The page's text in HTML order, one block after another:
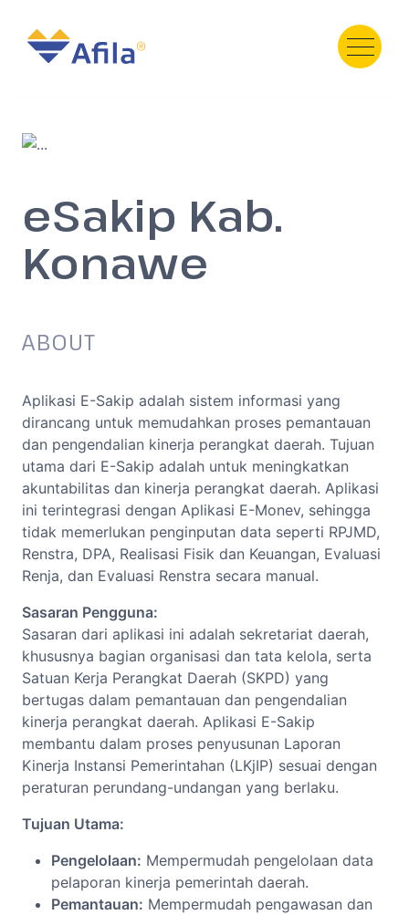
PRODUCT
PORTFOLIO
TESTIMONI
Contact Us
eSakip Kab.
Konawe
ABOUT
Aplikasi E-Sakip adalah sistem informasi yang
dirancang untuk memudahkan proses pemantauan
dan pengendalian kinerja perangkat daerah. Tujuan
utama dari E-Sakip adalah untuk meningkatkan
akuntabilitas dan kinerja perangkat daerah. Aplikasi
ini terintegrasi dengan Aplikasi E-Monev, sehingga
tidak memerlukan penginputan data seperti RPJMD,
Renstra, DPA, Realisasi Fisik dan Keuangan, Evaluasi
Renja, dan Evaluasi Renstra secara manual.
Sasaran Pengguna:
Sasaran dari aplikasi ini adalah sekretariat daerah,
khususnya bagian organisasi dan tata kelola, serta
Satuan Kerja Perangkat Daerah (SKPD) yang
bertugas dalam pemantauan dan pengendalian
kinerja perangkat daerah. Aplikasi E-Sakip
membantu dalam proses penyusunan Laporan
Kinerja Instansi Pemerintahan (LKjIP) sesuai dengan
peraturan perundang-undangan yang berlaku.
Tujuan Utama:
Pengelolaan: Mempermudah pengelolaan data
pelaporan kinerja pemerintah daerah.
Pemantauan: Mempermudah pengawasan dan